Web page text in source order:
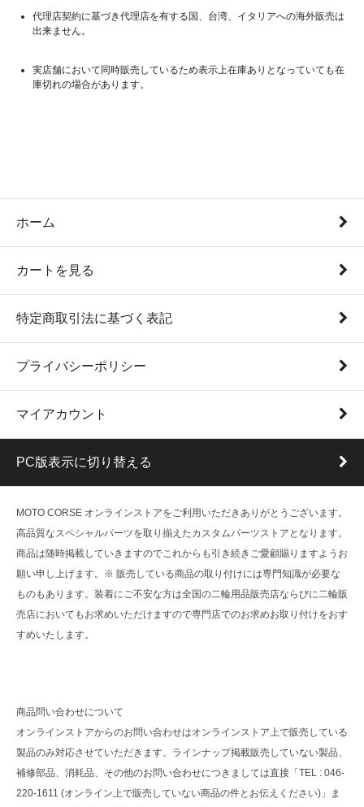
代理店契約に基づき代理店を有する国、台湾、イタリアへの海外販売は
出来ません。
実店舗において同時販売しているため表示上在庫ありとなっていても在
庫切れの場合があります。
ホーム
カートを見る
特定商取引法に基づく表記
プライバシーポリシー
マイアカウント
PC版表示に切り替える
MOTO CORSE オンラインストアをご利用いただきありがとうございます。
高品質なスペシャルパーツを取り揃えたカスタムパーツストアとなります。
商品は随時掲載していきますのでこれからも引き続きご愛顧賜りますようお
願い申し上げます。※ 販売している商品の取り付けには専門知識が必要な
ものもあります。装着にご不安な方は全国の二輪用品販売店ならびに二輪販
売店においてもお求めいただけますので専門店でのお求めお取り付けをおす
すめいたします。
商品問い合わせについて
オンラインストアからのお問い合わせはオンラインストア上で販売している
製品のみ対応させていただきます。ラインナップ掲載販売していない製品、
補修部品、消耗品、その他のお問い合わせにつきましては直接「TEL : 046-
220-1611 (オンライン上で販売していない商品の件とお伝えください)」ま